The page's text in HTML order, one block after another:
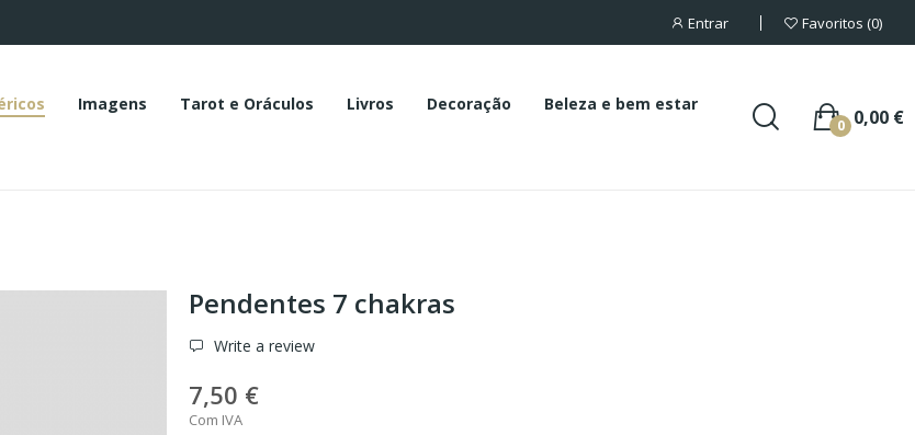
Entrar Favoritos 0
Imagens Tarot e Oráculos Livros Decoração
Beleza e bem estar
0,00 €
0
Pendentes 7 chakras
Write a review
7,50 €
Com IVA